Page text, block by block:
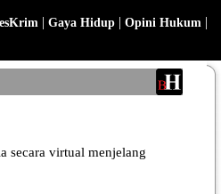
| Gaya Hidup | Opini Hukum |
secara virtual menjelang